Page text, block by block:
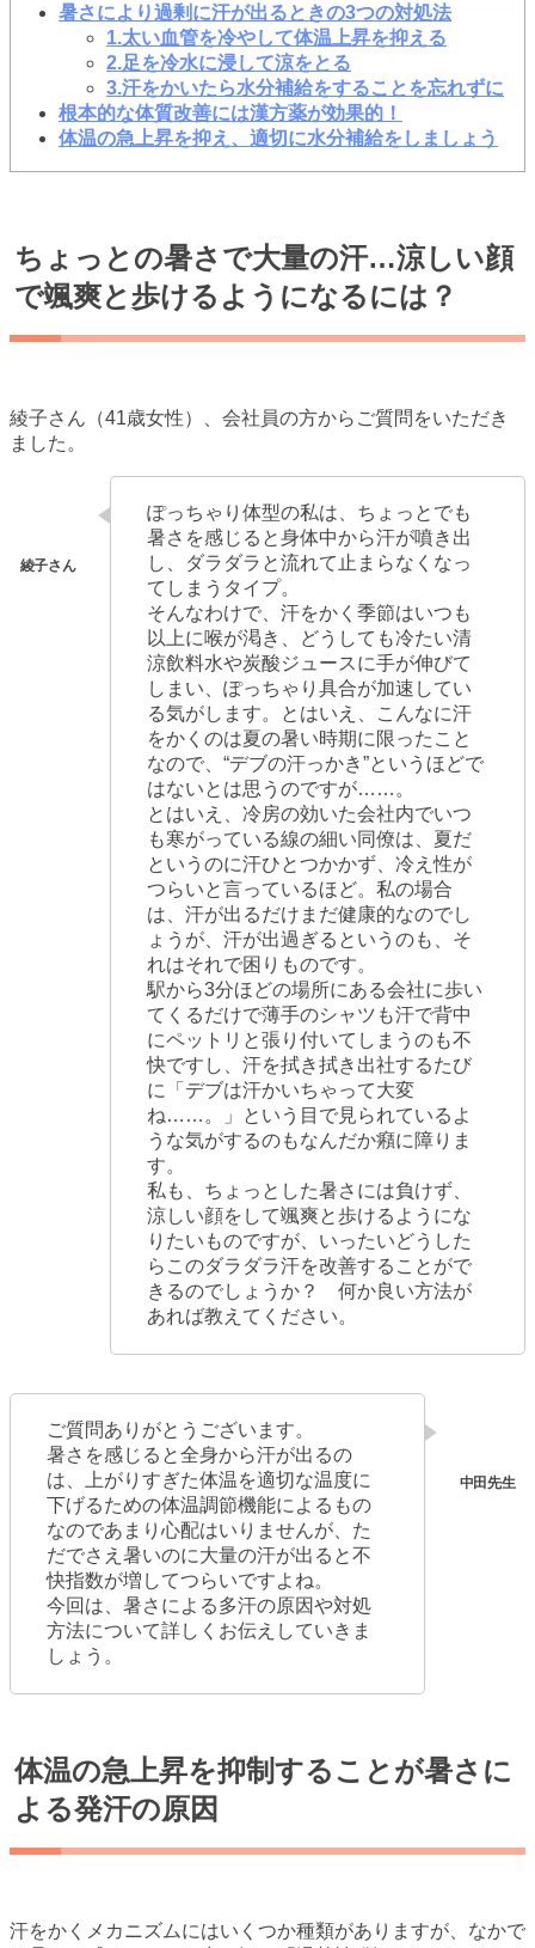
暑さにより過剰に汗が出るときの3つの対処法
1.太い血管を冷やして体温上昇を抑える
2.足を冷水に浸して涼をとる
3.汗をかいたら水分補給をすることを忘れずに
根本的な体質改善には漢方薬が効果的！
体温の急上昇を抑え、適切に水分補給をしましょう
ちょっとの暑さで大量の汗…涼しい顔
で颯爽と歩けるようになるには？
綾子さん（41歳女性）、会社員の方からご質問をいただき
ました。
ぽっちゃり体型の私は、ちょっとでも
暑さを感じると身体中から汗が噴き出
し、ダラダラと流れて止まらなくなっ
てしまうタイプ。
そんなわけで、汗をかく季節はいつも
以上に喉が渇き、どうしても冷たい清
涼飲料水や炭酸ジュースに手が伸びて
しまい、ぽっちゃり具合が加速してい
る気がします。とはいえ、こんなに汗
をかくのは夏の暑い時期に限ったこと
なので、“デブの汗っかき”というほどで
はないとは思うのですが……。
とはいえ、冷房の効いた会社内でいつ
も寒がっている線の細い同僚は、夏だ
というのに汗ひとつかかず、冷え性が
つらいと言っているほど。私の場合
は、汗が出るだけまだ健康的なのでし
ょうが、汗が出過ぎるというのも、そ
れはそれで困りものです。
駅から3分ほどの場所にある会社に歩い
てくるだけで薄手のシャツも汗で背中
にペットリと張り付いてしまうのも不
快ですし、汗を拭き拭き出社するたび
に「デブは汗かいちゃって大変
ね……。」という目で見られているよ
うな気がするのもなんだか癪に障りま
す。
私も、ちょっとした暑さには負けず、
涼しい顔をして颯爽と歩けるようにな
りたいものですが、いったいどうした
らこのダラダラ汗を改善することがで
きるのでしょうか？ 何か良い方法が
あれば教えてください。
ご質問ありがとうございます。
暑さを感じると全身から汗が出るの
は、上がりすぎた体温を適切な温度に
下げるための体温調節機能によるもの
なのであまり心配はいりませんが、た
だでさえ暑いのに大量の汗が出ると不
快指数が増してつらいですよね。
今回は、暑さによる多汗の原因や対処
方法について詳しくお伝えしていきま
しょう。
体温の急上昇を抑制することが暑さに
よる発汗の原因
汗をかくメカニズムにはいくつか種類がありますが、なかで